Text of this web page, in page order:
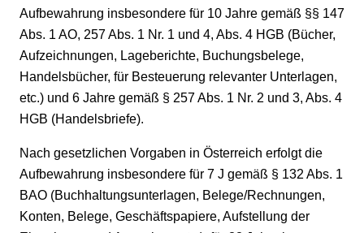
Aufbewahrung insbesondere für 10 Jahre gemäß §§ 147
Abs. 1 AO, 257 Abs. 1 Nr. 1 und 4, Abs. 4 HGB (Bücher,
Aufzeichnungen, Lageberichte, Buchungsbelege,
Handelsbücher, für Besteuerung relevanter Unterlagen,
etc.) und 6 Jahre gemäß § 257 Abs. 1 Nr. 2 und 3, Abs. 4
HGB (Handelsbriefe).
Nach gesetzlichen Vorgaben in Österreich erfolgt die
Aufbewahrung insbesondere für 7 J gemäß § 132 Abs. 1
BAO (Buchhaltungsunterlagen, Belege/Rechnungen,
Konten, Belege, Geschäftspapiere, Aufstellung der